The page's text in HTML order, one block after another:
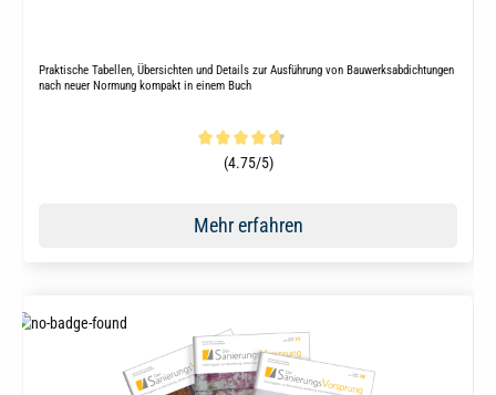
Praktische Tabellen, Übersichten und Details zur Ausführung von Bauwerksabdichtungen
nach neuer Normung kompakt in einem Buch
Durchschnittliche Bewertung von 4.8 von 5 Sternen
(4.75/5)
Mehr erfahren